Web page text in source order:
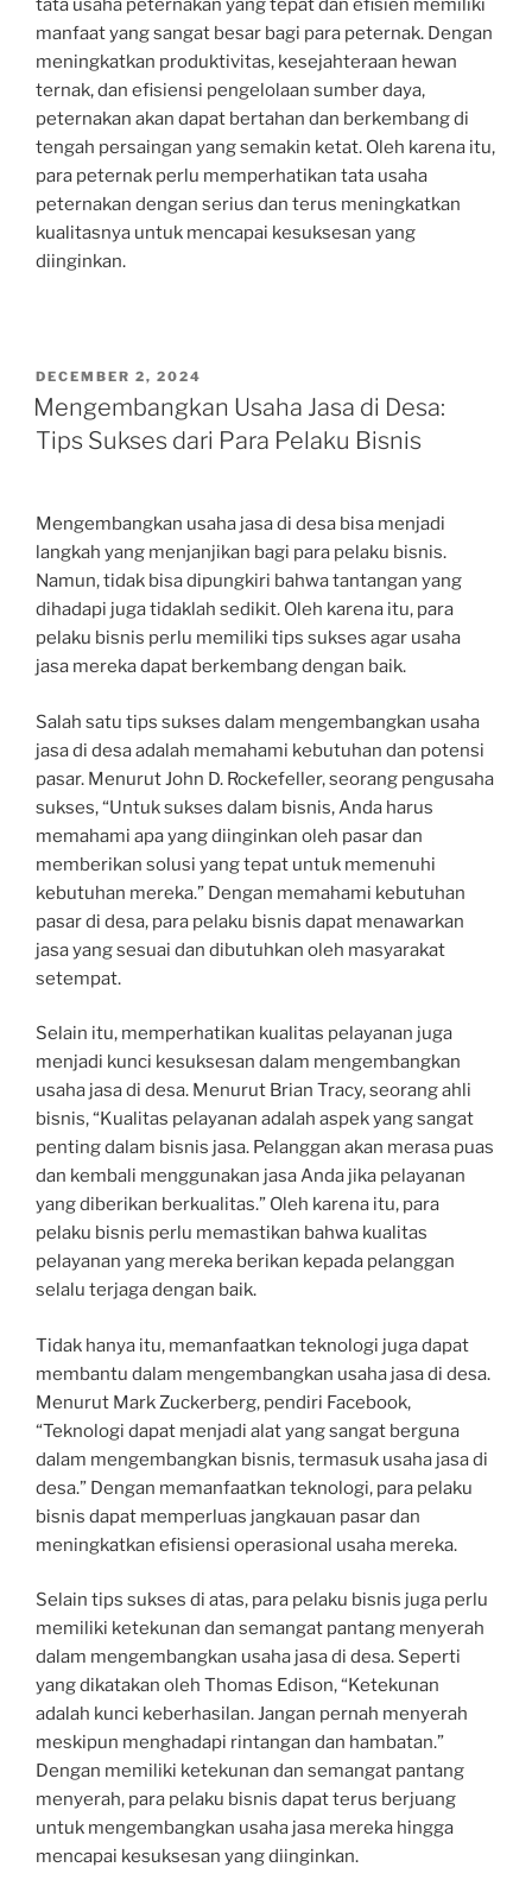
tata usaha peternakan yang tepat dan efisien memiliki
manfaat yang sangat besar bagi para peternak. Dengan
meningkatkan produktivitas, kesejahteraan hewan
ternak, dan efisiensi pengelolaan sumber daya,
peternakan akan dapat bertahan dan berkembang di
tengah persaingan yang semakin ketat. Oleh karena itu,
para peternak perlu memperhatikan tata usaha
peternakan dengan serius dan terus meningkatkan
kualitasnya untuk mencapai kesuksesan yang
diinginkan.
POSTED
ON
DECEMBER 2, 2024
Mengembangkan Usaha Jasa di Desa:
Tips Sukses dari Para Pelaku Bisnis
Mengembangkan usaha jasa di desa bisa menjadi
langkah yang menjanjikan bagi para pelaku bisnis.
Namun, tidak bisa dipungkiri bahwa tantangan yang
dihadapi juga tidaklah sedikit. Oleh karena itu, para
pelaku bisnis perlu memiliki tips sukses agar usaha
jasa mereka dapat berkembang dengan baik.
Salah satu tips sukses dalam mengembangkan usaha
jasa di desa adalah memahami kebutuhan dan potensi
pasar. Menurut John D. Rockefeller, seorang pengusaha
sukses, “Untuk sukses dalam bisnis, Anda harus
memahami apa yang diinginkan oleh pasar dan
memberikan solusi yang tepat untuk memenuhi
kebutuhan mereka.” Dengan memahami kebutuhan
pasar di desa, para pelaku bisnis dapat menawarkan
jasa yang sesuai dan dibutuhkan oleh masyarakat
setempat.
Selain itu, memperhatikan kualitas pelayanan juga
menjadi kunci kesuksesan dalam mengembangkan
usaha jasa di desa. Menurut Brian Tracy, seorang ahli
bisnis, “Kualitas pelayanan adalah aspek yang sangat
penting dalam bisnis jasa. Pelanggan akan merasa puas
dan kembali menggunakan jasa Anda jika pelayanan
yang diberikan berkualitas.” Oleh karena itu, para
pelaku bisnis perlu memastikan bahwa kualitas
pelayanan yang mereka berikan kepada pelanggan
selalu terjaga dengan baik.
Tidak hanya itu, memanfaatkan teknologi juga dapat
membantu dalam mengembangkan usaha jasa di desa.
Menurut Mark Zuckerberg, pendiri Facebook,
“Teknologi dapat menjadi alat yang sangat berguna
dalam mengembangkan bisnis, termasuk usaha jasa di
desa.” Dengan memanfaatkan teknologi, para pelaku
bisnis dapat memperluas jangkauan pasar dan
meningkatkan efisiensi operasional usaha mereka.
Selain tips sukses di atas, para pelaku bisnis juga perlu
memiliki ketekunan dan semangat pantang menyerah
dalam mengembangkan usaha jasa di desa. Seperti
yang dikatakan oleh Thomas Edison, “Ketekunan
adalah kunci keberhasilan. Jangan pernah menyerah
meskipun menghadapi rintangan dan hambatan.”
Dengan memiliki ketekunan dan semangat pantang
menyerah, para pelaku bisnis dapat terus berjuang
untuk mengembangkan usaha jasa mereka hingga
mencapai kesuksesan yang diinginkan.